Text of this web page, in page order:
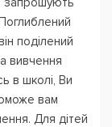
поділений
вивчення
в школі, Ви
вам
Для дітей